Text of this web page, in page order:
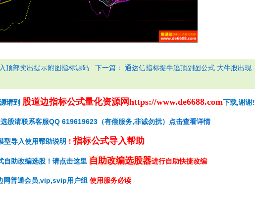
顶部卖出提示附图指标源码 下一篇： 通达信指标捉牛逃顶副图公式 大牛股出现
请到 股道边指标公式量化资源网https://www.de6688.com下载,谢谢!
股请联系客服QQ 619619623（有偿服务,非诚勿扰） 点击查看详情
型导入使用帮助说明 ！指标公式导入帮助
自助改编选股！请点击这里 自助改编选股器进行自助快捷改编
网普通会员,vip,svip用户组 使用服务必读